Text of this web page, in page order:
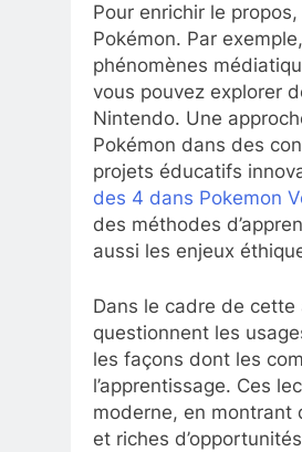
Pour enrichir le
Pokémon. Par
phénomènes
vous pouvez explorer
Nintendo. Une
Pokémon dans des
projets éducatifs
des 4 dans Pokemon
des méthodes
aussi les enjeux
Dans le cadre de cette
questionnent les
les façons dont les
l’apprentissage. Ces
moderne, en montrant
et riches